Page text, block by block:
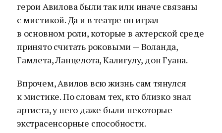
герои Авилова были так или иначе связаны
с мистикой. Да и в театре он играл
в основном роли, которые в актерской среде
принято считать роковыми — Воланда,
Гамлета, Ланцелота, Калигулу, дон Гуана.
Впрочем, Авилов всю жизнь сам тянулся
к мистике. По словам тех, кто близко знал
артиста, у него даже были некоторые
экстрасенсорные способности.